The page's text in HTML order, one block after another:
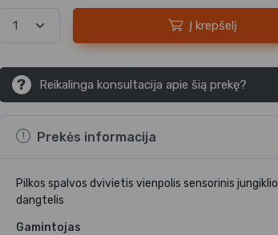
Į krepšelį
? Reikalinga konsultacija apie šią prekę?
Prekės informacija
Pilkos spalvos dvivietis vienpolis sensorinis jungiklio
dangtelis
Gamintojas